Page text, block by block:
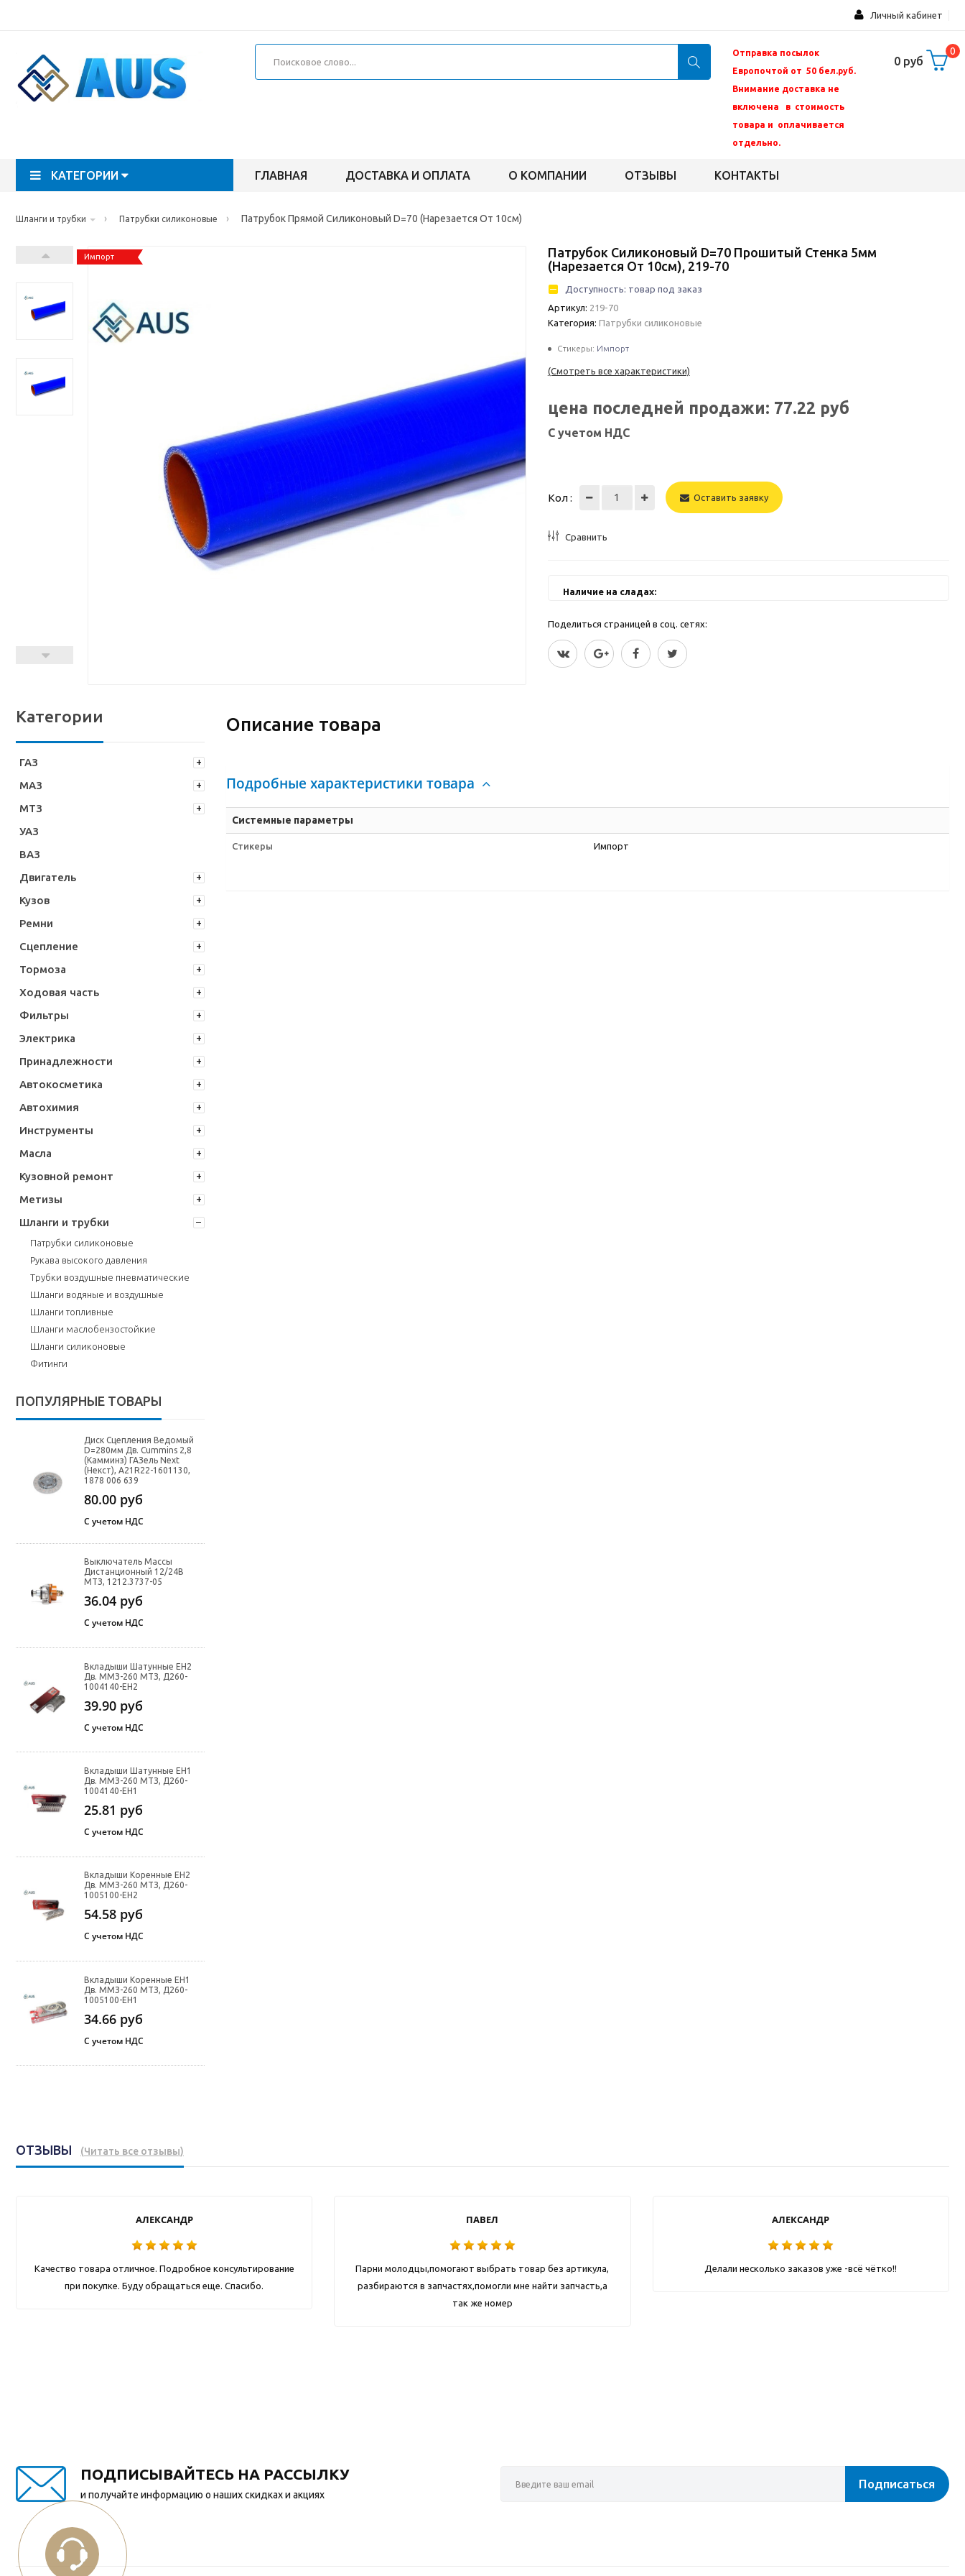
Личный кабинет
Отправка посылок
Европочтой от 50 бел.руб.
Внимание доставка не
включена в стоимость
товара и оплачивается
отдельно.
0 руб
0
КАТЕГОРИИ ГЛАВНАЯ ДОСТАВКА И ОПЛАТА О КОМПАНИИ ОТЗЫВЫ КОНТАКТЫ
Шланги и трубки › Патрубки силиконовые › Патрубок Прямой Силиконовый D=70 (Нарезается От 10см)
Импорт
Патрубок Силиконовый D=70 Прошитый Стенка 5мм
(Нарезается От 10см), 219-70
Доступность: товар под заказ
Артикул: 219-70
Категория: Патрубки силиконовые
Стикеры: Импорт
(Смотреть все характеристики)
цена последней продажи: 77.22 руб
С учетом НДС
Кол : Оставить заявку
Сравнить
Наличие на сладах:
Поделиться страницей в соц. сетях:
Категории
ГАЗ
МАЗ
МТЗ
УАЗ
ВАЗ
Двигатель
Кузов
Ремни
Сцепление
Тормоза
Ходовая часть
Фильтры
Электрика
Принадлежности
Автокосметика
Автохимия
Инструменты
Масла
Кузовной ремонт
Метизы
Шланги и трубки
Патрубки силиконовые
Рукава высокого давления
Трубки воздушные пневматические
Шланги водяные и воздушные
Шланги топливные
Шланги маслобензостойкие
Шланги силиконовые
Фитинги
ПОПУЛЯРНЫЕ ТОВАРЫ
Диск Сцепления Ведомый
D=280мм Дв. Cummins 2,8
(Камминз) ГАЗель Next
(Некст), A21R22-1601130,
1878 006 639
80.00 руб
С учетом НДС
Выключатель Массы
Дистанционный 12/24В
МТЗ, 1212.3737-05
36.04 руб
С учетом НДС
Вкладыши Шатунные ЕН2
Дв. ММЗ-260 МТЗ, Д260-
1004140-ЕН2
39.90 руб
С учетом НДС
Вкладыши Шатунные ЕН1
Дв. ММЗ-260 МТЗ, Д260-
1004140-ЕН1
25.81 руб
С учетом НДС
Вкладыши Коренные ЕН2
Дв. ММЗ-260 МТЗ, Д260-
1005100-ЕН2
54.58 руб
С учетом НДС
Вкладыши Коренные ЕН1
Дв. ММЗ-260 МТЗ, Д260-
1005100-ЕН1
34.66 руб
С учетом НДС
Описание товара
Подробные характеристики товара
Системные параметры
Стикеры Импорт
ОТЗЫВЫ (Читать все отзывы)
АЛЕКСАНДР
Качество товара отличное. Подробное консультирование
при покупке. Буду обращаться еще. Спасибо.
ПАВЕЛ
Парни молодцы,помогают выбрать товар без артикула,
разбираются в запчастях,помогли мне найти запчасть,а
так же номер
АЛЕКСАНДР
Делали несколько заказов уже -всё чётко!!
ПОДПИСЫВАЙТЕСЬ НА РАССЫЛКУ
и получайте информацию о наших скидках и акциях
Подписаться